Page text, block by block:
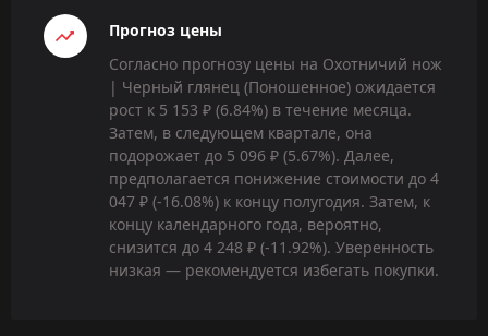
Прогноз цены
Согласно прогнозу цены на Охотничий нож
| Черный глянец (Поношенное) ожидается
рост к 5 153 ₽ (6.84%) в течение месяца.
Затем, в следующем квартале, она
подорожает до 5 096 ₽ (5.67%). Далее,
предполагается понижение стоимости до 4
047 ₽ (-16.08%) к концу полугодия. Затем, к
концу календарного года, вероятно,
снизится до 4 248 ₽ (-11.92%). Уверенность
низкая — рекомендуется избегать покупки.